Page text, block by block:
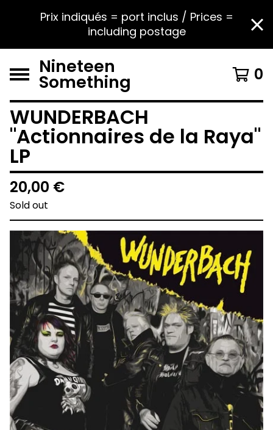
Prix indiqués = port inclus / Prices =
including postage
Nineteen
Something 0
WUNDERBACH
"Actionnaires de la Raya"
LP
20,00 €
Sold out